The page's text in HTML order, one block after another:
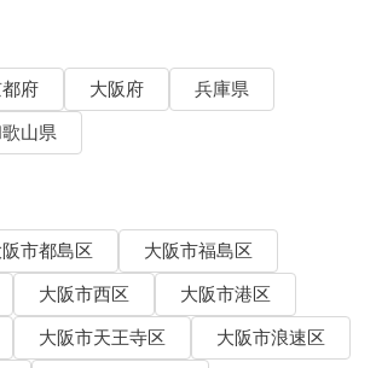
府 大阪府
兵庫県
山県
市都島区
大阪市福島区
大阪市西区
大阪市港区
大阪市天王寺区
大阪市浪速区